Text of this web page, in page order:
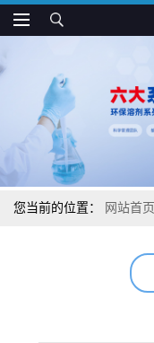
您当前的位置： 网站首页